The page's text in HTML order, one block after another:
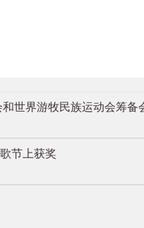
世界游牧民族运动会筹备
节上获奖